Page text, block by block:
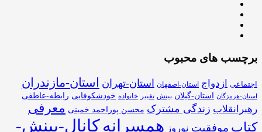
برچسب های محبوب
اجتماعی ازدواج استان-اصفهان استان-تهران استان-مازندران
استان-هرمزگان استان-گیلان بینش تغییر خانواده خودشکوفایی رابطه-عاطفی
رهبرانقلاب زندگی مشترک محسن پوراحمد خمینی معرفی
کتاب موفقیت نوروز همسرانهکانال-بینش-